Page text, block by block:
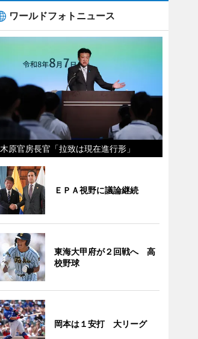
ワールドフォトニュース
木原官房長官「拉致は現在進行形」
ＥＰＡ視野に議論継続
東海大甲府が２回戦へ 高
校野球
岡本は１安打 大リーグ